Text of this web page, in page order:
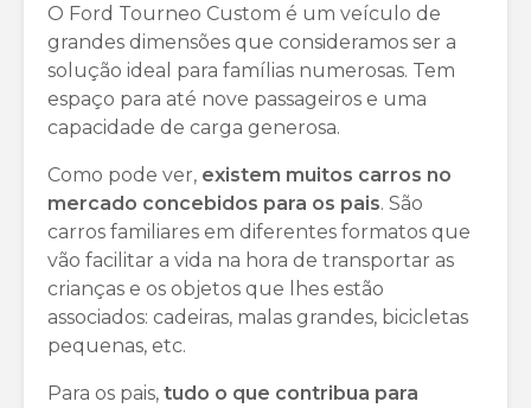
O Ford Tourneo Custom é um veículo de
grandes dimensões que consideramos ser a
solução ideal para famílias numerosas. Tem
espaço para até nove passageiros e uma
capacidade de carga generosa.
Como pode ver, existem muitos carros no
mercado concebidos para os pais. São
carros familiares em diferentes formatos que
vão facilitar a vida na hora de transportar as
crianças e os objetos que lhes estão
associados: cadeiras, malas grandes, bicicletas
pequenas, etc.
Para os pais, tudo o que contribua para